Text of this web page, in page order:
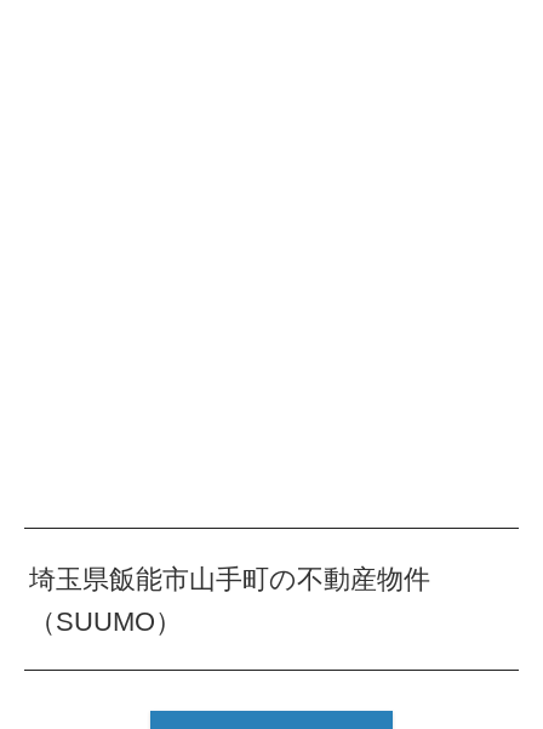
埼玉県飯能市山手町の不動産物件
（SUUMO）